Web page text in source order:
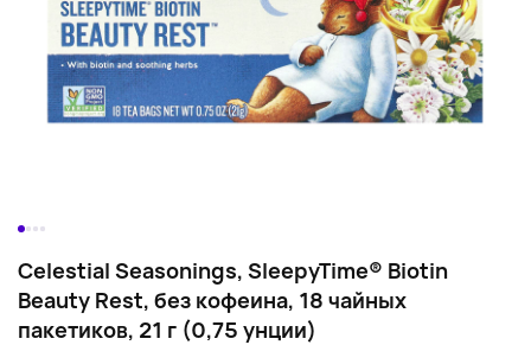
Celestial Seasonings, SleepyTime® Biotin
Beauty Rest, без кофеина, 18 чайных
пакетиков, 21 г (0,75 унции)